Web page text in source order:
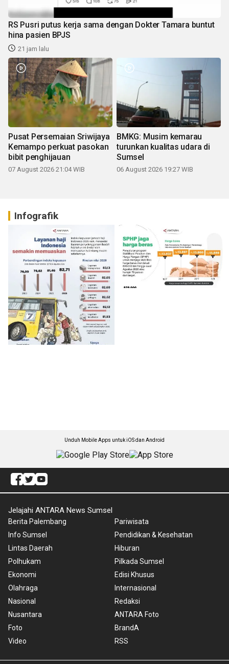
RS Pusri putus kerja sama dengan Dokter Tamara buntut
hina pasien BPJS
21 jam lalu
Pusat Persemaian Sriwijaya
Kemampo perkuat pasokan
bibit penghijauan
07 August 2026 21:04 WIB
BMKG: Musim kemarau
turunkan kualitas udara di
Sumsel
06 August 2026 19:27 WIB
Infografik
Unduh Mobile Apps untuk iOS dan Android
Jelajahi ANTARA News Sumsel
Berita Palembang
Info Sumsel
Lintas Daerah
Polhukam
Ekonomi
Olahraga
Nasional
Nusantara
Foto
Video
Pariwisata
Pendidikan & Kesehatan
Hiburan
Pilkada Sumsel
Edisi Khusus
Internasional
Redaksi
ANTARA Foto
BrandA
RSS